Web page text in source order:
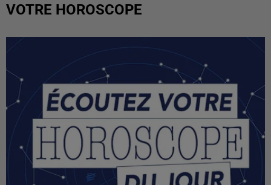
VOTRE HOROSCOPE